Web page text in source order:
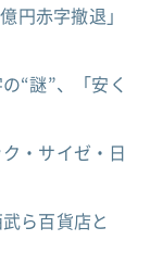
円赤字撤退」
“謎”、「安く
・サイゼ・日
ら百貨店と